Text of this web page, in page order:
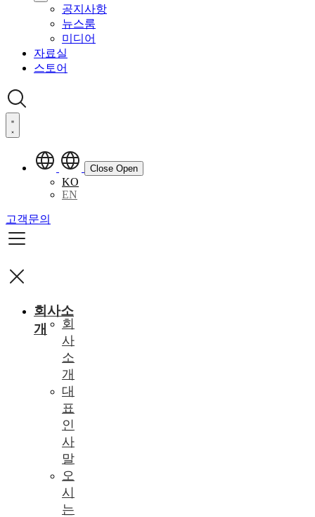
공지사항
뉴스룸
미디어
자료실
스토어
Close Open
KO
EN
고객문의
회사소
개
회
사
소
개
대
표
인
사
말
오
시
는